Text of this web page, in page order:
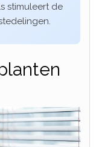
stimuleert de